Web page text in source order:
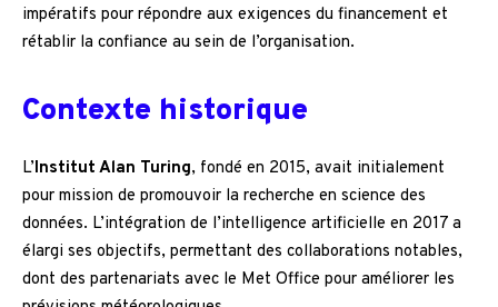
impératifs pour répondre aux exigences du financement et
rétablir la confiance au sein de l’organisation.
Contexte historique
L’Institut Alan Turing, fondé en 2015, avait initialement
pour mission de promouvoir la recherche en science des
données. L’intégration de l’intelligence artificielle en 2017 a
élargi ses objectifs, permettant des collaborations notables,
dont des partenariats avec le Met Office pour améliorer les